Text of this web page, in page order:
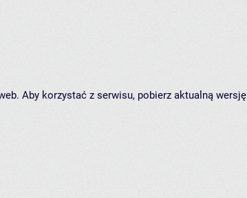
Aby korzystać z serwisu, pobierz aktualną wersję